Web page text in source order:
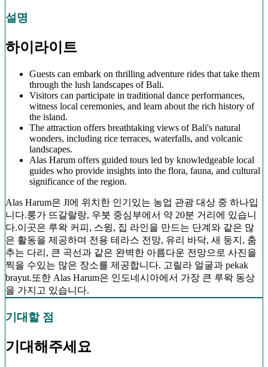
설명
하이라이트
Guests can embark on thrilling adventure rides that take them
through the lush landscapes of Bali.
Visitors can participate in traditional dance performances,
witness local ceremonies, and learn about the rich history of
the island.
The attraction offers breathtaking views of Bali's natural
wonders, including rice terraces, waterfalls, and volcanic
landscapes.
Alas Harum offers guided tours led by knowledgeable local
guides who provide insights into the flora, fauna, and cultural
significance of the region.
Alas Harum은 Jl에 위치한 인기있는 농업 관광 대상 중 하나입
니다.룽가 뜨갈랄랑, 우붓 중심부에서 약 20분 거리에 있습니
다.이곳은 루왁 커피, 스윙, 집 라인을 만드는 단계와 같은 많
은 활동을 제공하며 전용 테라스 전망, 유리 바닥, 새 둥지, 춤
추는 다리, 큰 곡선과 같은 완벽한 아름다운 전망으로 사진을
찍을 수있는 많은 장소를 제공합니다. 고릴라 얼굴과 pekak
brayut.또한 Alas Harum은 인도네시아에서 가장 큰 루왁 동상
을 가지고 있습니다.
기대할 점
기대해주세요